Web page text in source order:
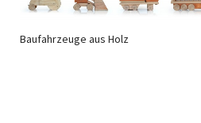
Baufahrzeuge aus Holz